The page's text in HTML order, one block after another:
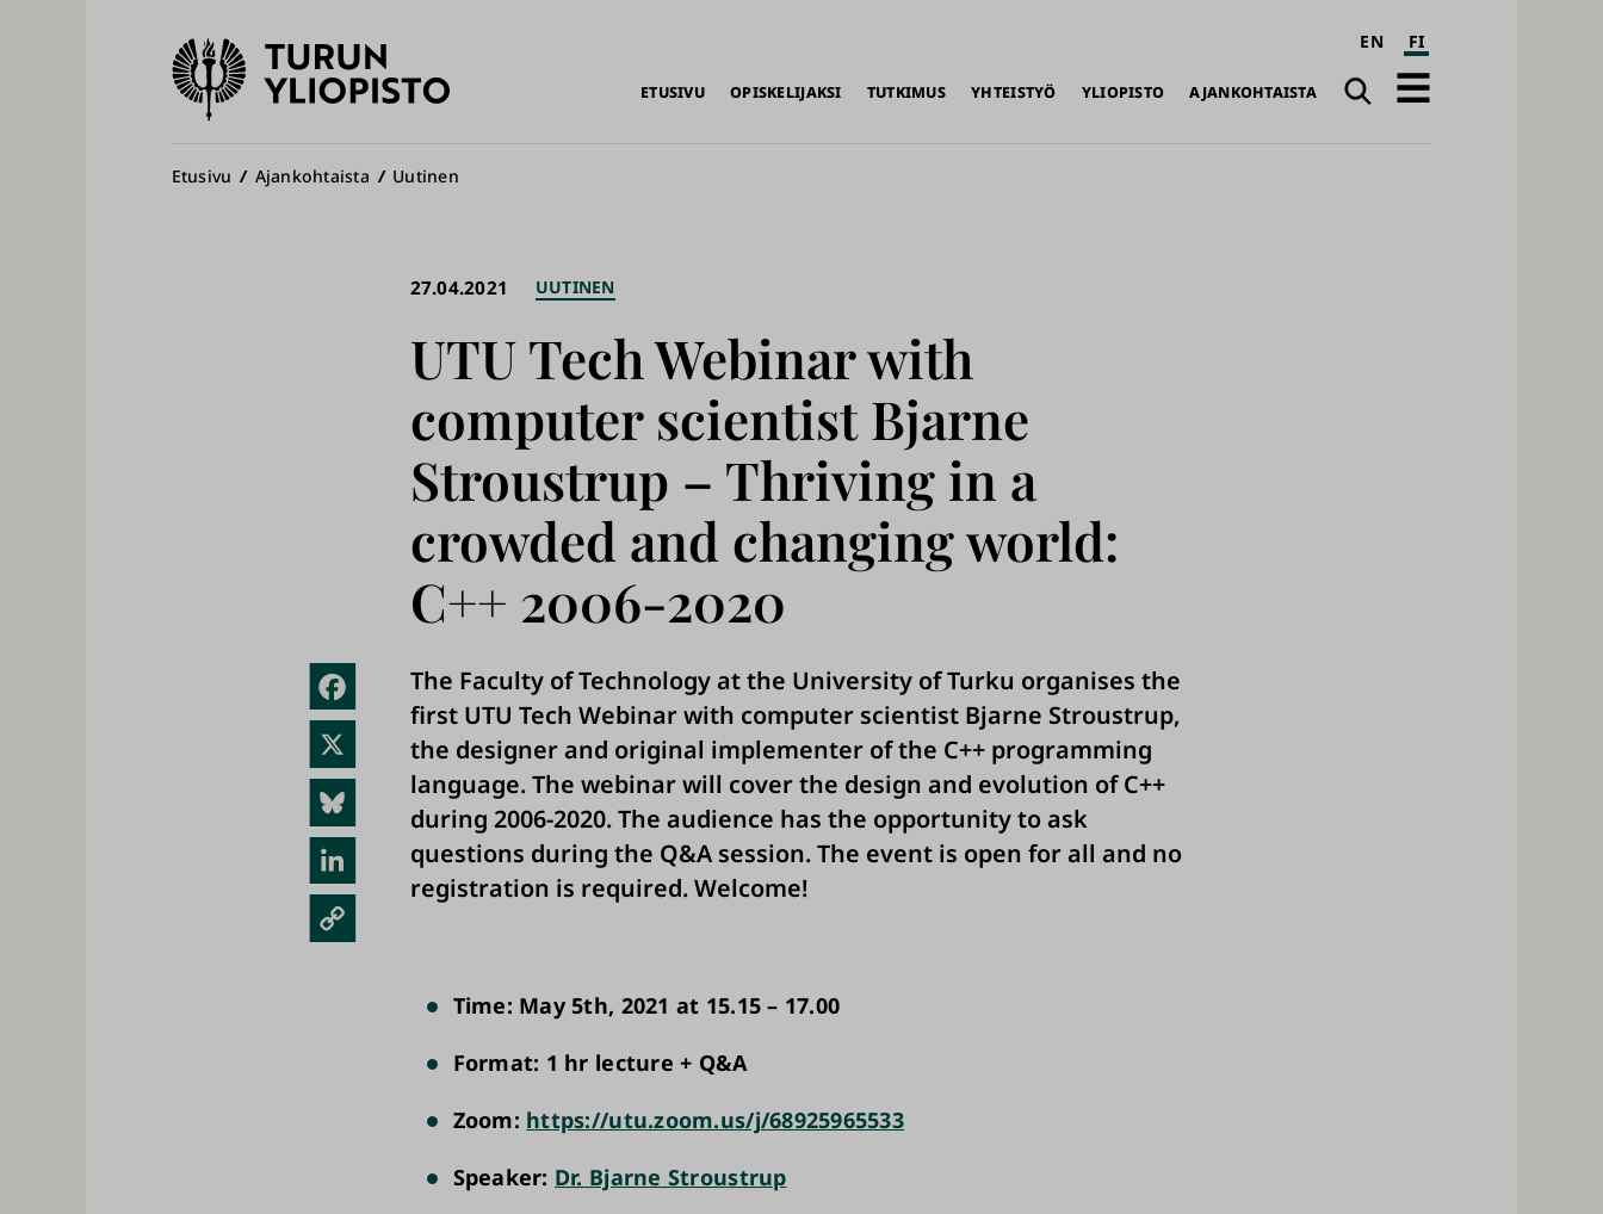
Turun
yliopisto
EN FI
ETUSIVU OPISKELIJAKSI TUTKIMUS YHTEISTYÖ YLIOPISTO AJANKOHTAISTA
Haku
Avaa
Murupolku
Etusivu Ajankohtaista Uutinen
UTU Tech Webinar with
computer scientist Bjarne
Stroustrup – Thriving in a
crowded and changing world:
C++ 2006-2020
27.04.2021 UUTINEN
ebo
sky
edIn
oi
The Faculty of Technology at the University of Turku organises the
first UTU Tech Webinar with computer scientist Bjarne Stroustrup,
the designer and original implementer of the C++ programming
language. The webinar will cover the design and evolution of C++
during 2006-2020. The audience has the opportunity to ask
questions during the Q&A session. The event is open for all and no
registration is required. Welcome!
Time: May 5th, 2021 at 15.15 – 17.00
Format: 1 hr lecture + Q&A
Zoom: https://utu.zoom.us/j/68925965533
Speaker: Dr. Bjarne Stroustrup